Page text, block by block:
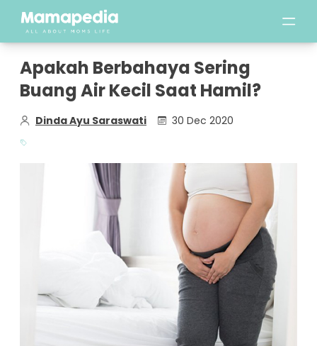
Apakah Berbahaya Sering
Buang Air Kecil Saat Hamil?
Dinda Ayu Saraswati 30 Dec 2020